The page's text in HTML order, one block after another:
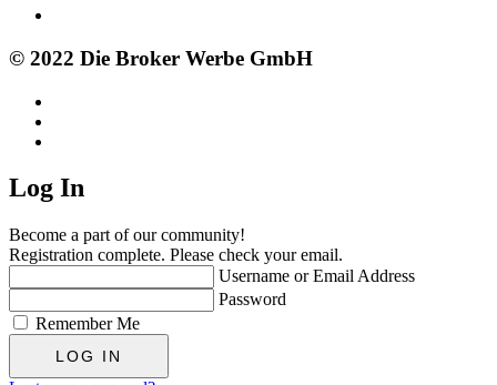
© 2022 Die Broker Werbe GmbH
Log In
Become a part of our community!
Registration complete. Please check your email.
Username or Email Address
Password
Remember Me